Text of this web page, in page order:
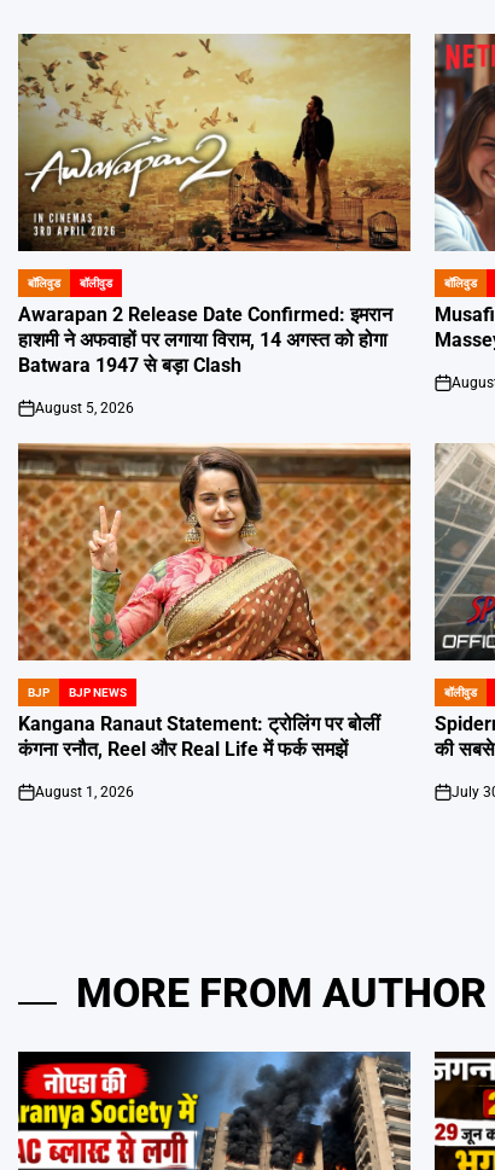
POSTED
IN
बॉलिवुड बॉलीवुड
Awarapan 2 Release Date Confirmed: इमरान
हाशमी ने अफवाहों पर लगाया विराम, 14 अगस्त को होगा
Batwara 1947 से बड़ा Clash
on
August 5, 2026
POSTED
IN
बॉलिवुड
on
POSTED
IN
BJP BJP NEWS
Kangana Ranaut Statement: ट्रोलिंग पर बोलीं
कंगना रनौत, Reel और Real Life में फर्क समझें
on
August 1, 2026
POSTED
IN
बॉलीवुड
की
on
July
MORE FROM AUTHOR